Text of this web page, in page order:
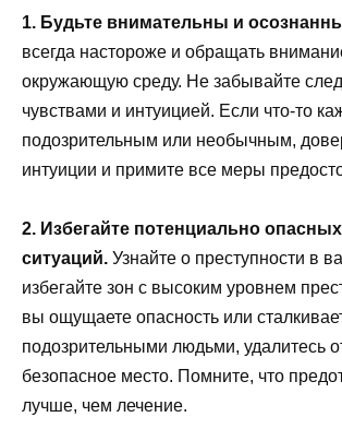
1. Будьте внимательны и
всегда настороже и обращать
окружающую среду. Не забывайте
чувствами и интуицией. Если что-то
подозрительным или необычным,
интуиции и примите все меры
2. Избегайте потенциально
ситуаций. Узнайте о преступности в
избегайте зон с высоким уровнем
вы ощущаете опасность или
подозрительными людьми, удалитесь
безопасное место. Помните, что
лучше, чем лечение.